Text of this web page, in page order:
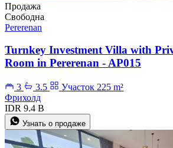
Продажа
Свободна
Pererenan
Turnkey Investment Villa with
Room in Pererenan - AP015
3 3.5
Участок 225 m²
Фрихолд
IDR 9.4 B
Узнать о продаже